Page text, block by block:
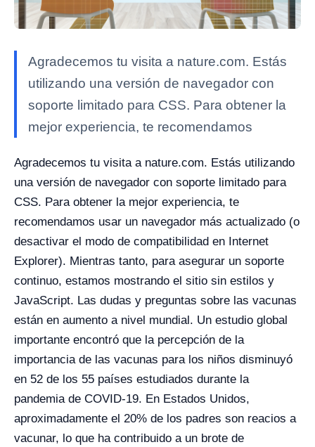
Agradecemos tu visita a nature.com. Estás
utilizando una versión de navegador con
soporte limitado para CSS. Para obtener la
mejor experiencia, te recomendamos
Agradecemos tu visita a nature.com. Estás utilizando
una versión de navegador con soporte limitado para
CSS. Para obtener la mejor experiencia, te
recomendamos usar un navegador más actualizado (o
desactivar el modo de compatibilidad en Internet
Explorer). Mientras tanto, para asegurar un soporte
continuo, estamos mostrando el sitio sin estilos y
JavaScript. Las dudas y preguntas sobre las vacunas
están en aumento a nivel mundial. Un estudio global
importante encontró que la percepción de la
importancia de las vacunas para los niños disminuyó
en 52 de los 55 países estudiados durante la
pandemia de COVID-19. En Estados Unidos,
aproximadamente el 20% de los padres son reacios a
vacunar, lo que ha contribuido a un brote de